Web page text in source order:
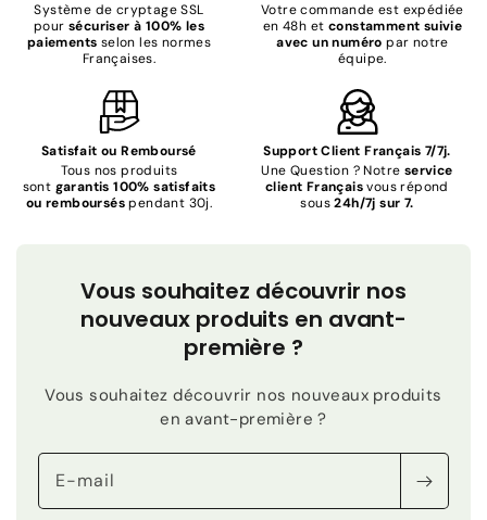
Système de cryptage SSL
pour sécuriser à 100% les
paiements selon les normes
Françaises.
Votre commande est expédiée
en 48h et constamment suivie
avec un numéro par notre
équipe.
Satisfait ou Remboursé
Tous nos produits
sont garantis 100% satisfaits
ou rembourséspendant 30j.
Support Client Français 7/7j.
Une Question ? Notre service
client Françaisvous répond
sous24h/7j sur 7.
Vous souhaitez découvrir nos
nouveaux produits en avant-
première ?
Vous souhaitez découvrir nos nouveaux produits
en avant-première ?
E-mail